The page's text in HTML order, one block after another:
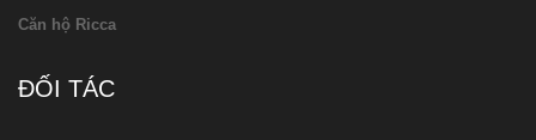
Căn hộ Ricca
ĐỐI TÁC